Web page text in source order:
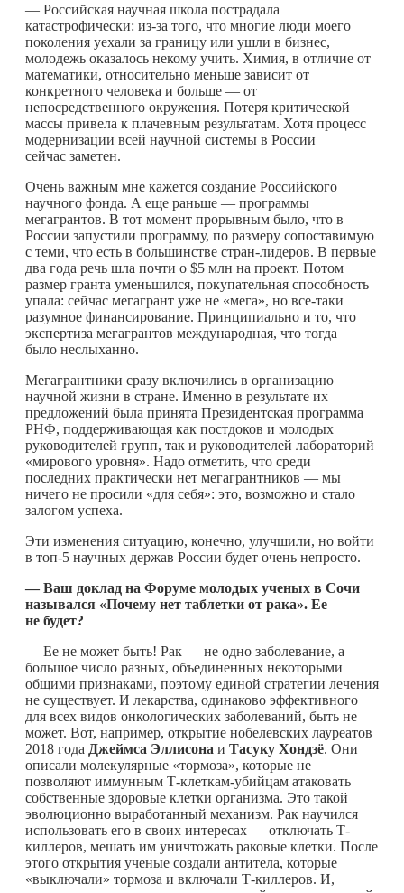
— Российская научная школа пострадала
катастрофически: из-за того, что многие люди моего
поколения уехали за границу или ушли в бизнес,
молодежь оказалось некому учить. Химия, в отличие от
математики, относительно меньше зависит от
конкретного человека и больше — от
непосредственного окружения. Потеря критической
массы привела к плачевным результатам. Хотя процесс
модернизации всей научной системы в России
сейчас заметен.
Очень важным мне кажется создание Российского
научного фонда. А еще раньше — программы
мегагрантов. В тот момент прорывным было, что в
России запустили программу, по размеру сопоставимую
с теми, что есть в большинстве стран-лидеров. В первые
два года речь шла почти о $5 млн на проект. Потом
размер гранта уменьшился, покупательная способность
упала: сейчас мегагрант уже не «мега», но все-таки
разумное финансирование. Принципиально и то, что
экспертиза мегагрантов международная, что тогда
было неслыханно.
Мегагрантники сразу включились в организацию
научной жизни в стране. Именно в результате их
предложений была принята Президентская программа
РНФ, поддерживающая как постдоков и молодых
руководителей групп, так и руководителей лабораторий
«мирового уровня». Надо отметить, что среди
последних практически нет мегагрантников — мы
ничего не просили «для себя»: это, возможно и стало
залогом успеха.
Эти изменения ситуацию, конечно, улучшили, но войти
в топ-5 научных держав России будет очень непросто.
— Ваш доклад на Форуме молодых ученых в Сочи
назывался «Почему нет таблетки от рака». Ее
не будет?
— Ее не может быть! Рак — не одно заболевание, а
большое число разных, объединенных некоторыми
общими признаками, поэтому единой стратегии лечения
не существует. И лекарства, одинаково эффективного
для всех видов онкологических заболеваний, быть не
может. Вот, например, открытие нобелевских лауреатов
2018 года Джеймса Эллисона и Тасуку Хондзё. Они
описали молекулярные «тормоза», которые не
позволяют иммунным Т-клеткам-убийцам атаковать
собственные здоровые клетки организма. Это такой
эволюционно выработанный механизм. Рак научился
использовать его в своих интересах — отключать Т-
киллеров, мешать им уничтожать раковые клетки. После
этого открытия ученые создали антитела, которые
«выключали» тормоза и включали Т-киллеров. И,